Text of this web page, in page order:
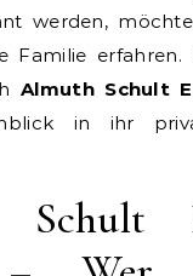
werden,
Familie erfahren.
Almuth Schult
in ihr